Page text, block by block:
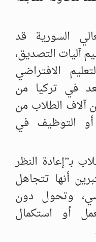
السورية قد
آليات التصديق،
الافتراضي
في تركيا من
آلاف الطلاب من
التوظيف في
بـ”إعادة النظر
أنها تتجاهل
وتحول دون
أو استكمال